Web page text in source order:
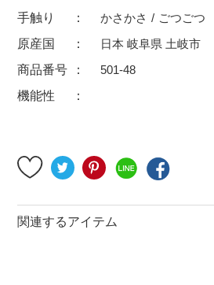
ブランド・窯名・作家名
特集
カラー
手触り
かさかさ
ごつごつ
原産国
日本 岐阜県 土岐市
商品番号
501-48
機能性
関連するアイテム